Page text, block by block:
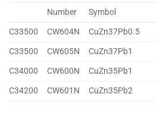
Number Symbol
C33500
CW604N CuZn37Pb0.5
C33500
CW605N CuZn37Pb1
C34000
CW600N CuZn35Pb1
C34200
CW601N CuZn35Pb2